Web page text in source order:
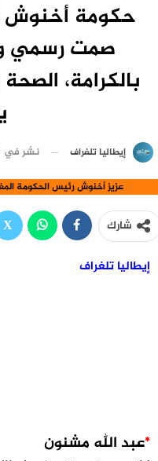
صمت رسمي
بالكرامة،
إيطاليا تلغراف نشر في
عزيز أخنوش رئيس الحكومة
شارك
إيطاليا تلغراف
*عبد الله مشنون